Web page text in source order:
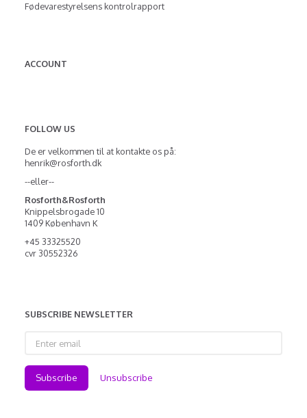
Fødevarestyrelsens kontrolrapport
ACCOUNT
FOLLOW US
De er velkommen til at kontakte os på:
henrik@rosforth.dk
--eller--
Rosforth&Rosforth
Knippelsbrogade 10
1409 København K
+45 33325520
cvr 30552326
SUBSCRIBE NEWSLETTER
email
Subscribe Unsubscribe